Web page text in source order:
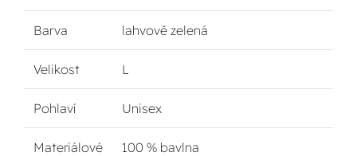
Barva lahvově zelená
Velikost L
Pohlaví Unisex
Materiálové
100 % bavlna